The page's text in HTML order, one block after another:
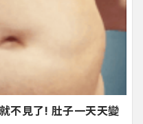
不見了! 肚子一天天變